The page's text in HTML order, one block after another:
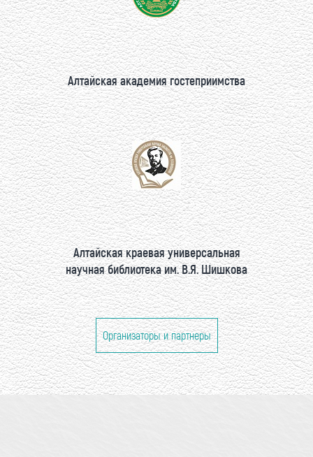
Алтайская академия гостеприимства
Алтайская краевая универсальная
научная библиотека им. В.Я. Шишкова
Организаторы и партнеры